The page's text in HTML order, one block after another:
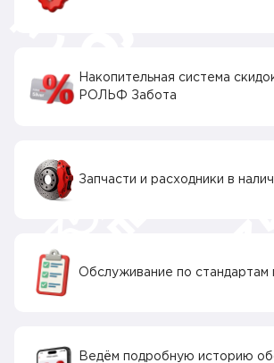
Накопительная система
РОЛЬФ Забота
Запчасти и расходники в
Обслуживание по стандартам
Ведём подробную историю